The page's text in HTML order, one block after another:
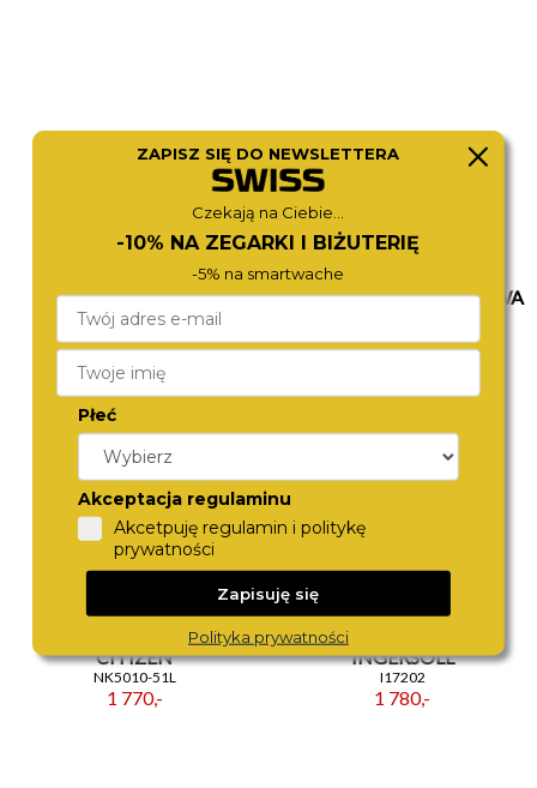
ROAMER
993819 47 45 20
1 790,-
SWISS MILITARY HANOWA
1 680,-
CITIZEN
NK5010-51L
1 770,-
INGERSOLL
I17202
1 780,-
ZAPISZ SIĘ DO NEWSLETTERA
Czekają na Ciebie...
-10% NA ZEGARKI I BIŻUTERIĘ
-5% na smartwache
Płeć
Akceptacja regulaminu
Akcetpuję regulamin i politykę
prywatności
Zapisuję się
Polityka prywatności